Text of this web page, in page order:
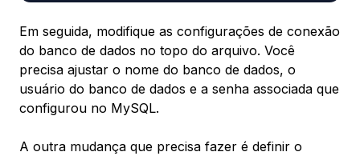
Em seguida, modifique as configurações de conexão
do banco de dados no topo do arquivo. Você
precisa ajustar o nome do banco de dados, o
usuário do banco de dados e a senha associada que
configurou no MySQL.
A outra mudança que precisa fazer é definir o